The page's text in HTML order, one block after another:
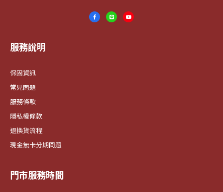
服務說明
保固資訊
常見問題
服務條款
隱私權條款
退換貨流程
現金無卡分期問題
門市服務時間